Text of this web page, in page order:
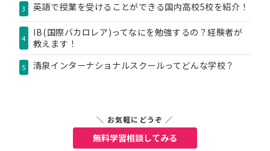
3 英語で授業を受けることができる国内高校5校を紹介！
4
IB(国際バカロレア)ってなにを勉強するの？経験者が
教えます！
5 清泉インターナショナルスクールってどんな学校？
＼ お気軽にどうぞ ／
無料学習相談してみる